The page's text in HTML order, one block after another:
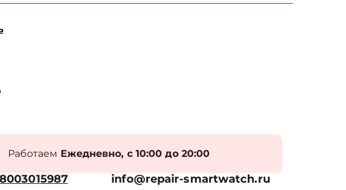
Работаем Ежедневно, с 10:00 до 20:00
info@repair-smartwatch.ru